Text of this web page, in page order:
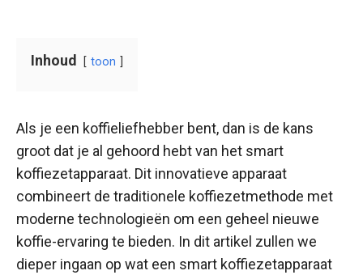
Inhoud toon
Als je een koffieliefhebber bent, dan is de kans
groot dat je al gehoord hebt van het smart
koffiezetapparaat. Dit innovatieve apparaat
combineert de traditionele koffiezetmethode met
moderne technologieën om een geheel nieuwe
koffie-ervaring te bieden. In dit artikel zullen we
dieper ingaan op wat een smart koffiezetapparaat